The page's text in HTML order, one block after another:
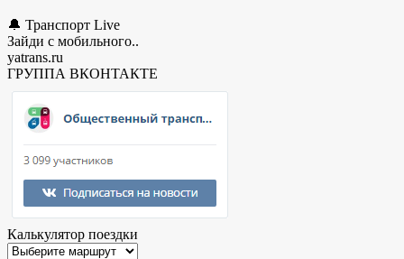
🔔 Транспорт Live
Зайди с мобильного..
yatrans.ru
ГРУППА ВКОНТАКТЕ
Калькулятор поездки